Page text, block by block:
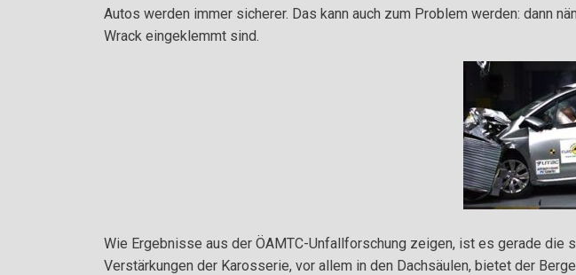
Autos werden immer sicherer. Das kann auch zum Problem werden: dann
Wrack eingeklemmt sind.
Wie Ergebnisse aus der ÖAMTC-Unfallforschung zeigen, ist es gerade
Verstärkungen der Karosserie, vor allem in den Dachsäulen, bietet der